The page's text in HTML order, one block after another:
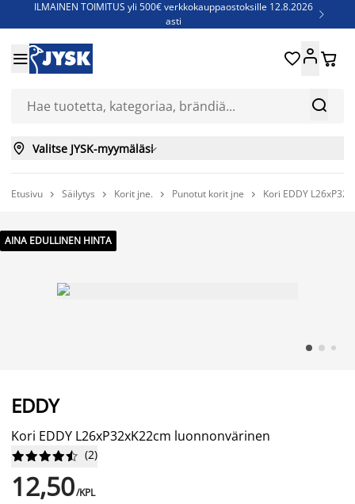
ILMAINEN TOIMITUS yli 500€ verkkokauppaostoksille 12.8.2026
asti

Jenkkisänkyjä - Säästä jopa 60%


 
 Valitse JYSK-myymäläsi
Etusivu  Säilytys  Korit jne.  Punotut korit jne  Kori EDDY
AINA EDULLINEN HINTA
EDDY
Kori EDDY L26xP32xK22cm luonnonvärinen





 (2)
12,50/KPL